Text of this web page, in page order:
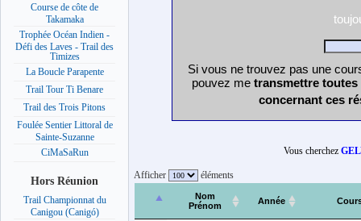
Course de côte de
Takamaka
Trophée Océan Indien -
Défi des Laves - Trail des
Timizes
La Boucle Parapente
Trail Tour Ti Benare
Trail des Trois Pitons
Foulée Sentier Littoral de
Sainte-Suzanne
CiMaSaRun
Hors Réunion
Trail Championnat du
Canigou (Canigó)
Si vous ne trouvez pas une
pouvez me transmettre
concernant ces
Vous cherchez
Afficher éléments
Nom
Prénom
Année